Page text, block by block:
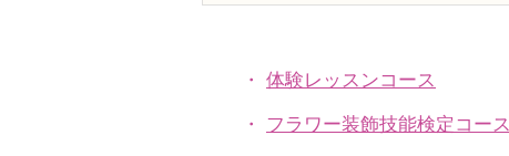
・ 体験レッスンコース
・ フラワー装飾技能検定コース